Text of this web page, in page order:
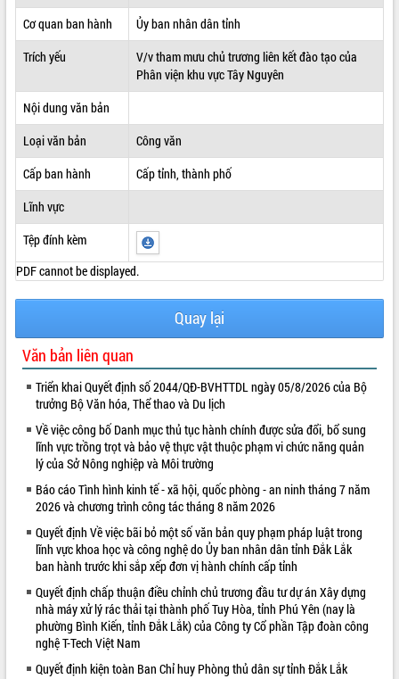
HỆ THỐNG VĂN BẢN
VĂN BẢN HĐND TỈNH
ĐIỂM TIN VĂN BẢN
VIDEO
Không có file video nào để phát.
ALBUM ẢNH
Cơ quan ban hành
Ủy ban nhân dân tỉnh
Trích yếu
V/v tham mưu chủ trương liên kết đào tạo của
Phân viện khu vực Tây Nguyên
Nội dung văn bản
Loại văn bản
Công văn
Cấp ban hành
Cấp tỉnh, thành phố
Lĩnh vực
Tệp đính kèm
PDF cannot be displayed.
Quay lại
Văn bản liên quan
Triển khai Quyết định số 2044/QĐ-BVHTTDL ngày 05/8/2026 của Bộ
trưởng Bộ Văn hóa, Thể thao và Du lịch
Về việc công bố Danh mục thủ tục hành chính được sửa đổi, bổ sung
lĩnh vực trồng trọt và bảo vệ thực vật thuộc phạm vi chức năng quản
lý của Sở Nông nghiệp và Môi trường
Báo cáo Tình hình kinh tế - xã hội, quốc phòng - an ninh tháng 7 năm
2026 và chương trình công tác tháng 8 năm 2026
Quyết định Về việc bãi bỏ một số văn bản quy phạm pháp luật trong
lĩnh vực khoa học và công nghệ do Ủy ban nhân dân tỉnh Đắk Lắk
ban hành trước khi sắp xếp đơn vị hành chính cấp tỉnh
Quyết định chấp thuận điều chỉnh chủ trương đầu tư dự án Xây dựng
nhà máy xử lý rác thải tại thành phố Tuy Hòa, tỉnh Phú Yên (nay là
phường Bình Kiến, tỉnh Đắk Lắk) của Công ty Cổ phần Tập đoàn công
nghệ T-Tech Việt Nam
Quyết định kiện toàn Ban Chỉ huy Phòng thủ dân sự tỉnh Đắk Lắk